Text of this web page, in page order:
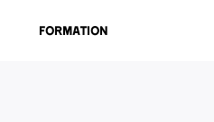
Formation